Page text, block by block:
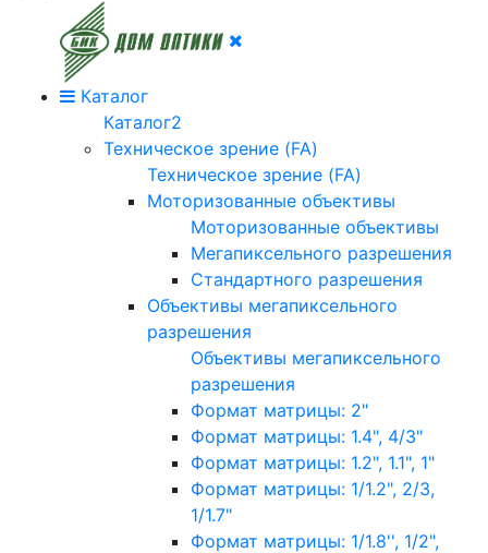
Каталог
Каталог2
Техническое зрение (FA)
Техническое зрение (FA)
Моторизованные объективы
Моторизованные объективы
Мегапиксельного разрешения
Стандартного разрешения
Объективы мегапиксельного
разрешения
Объективы мегапиксельного
разрешения
Формат матрицы: 2"
Формат матрицы: 1.4", 4/3"
Формат матрицы: 1.2", 1.1", 1"
Формат матрицы: 1/1.2", 2/3,
1/1.7"
Формат матрицы: 1/1.8'', 1/2",